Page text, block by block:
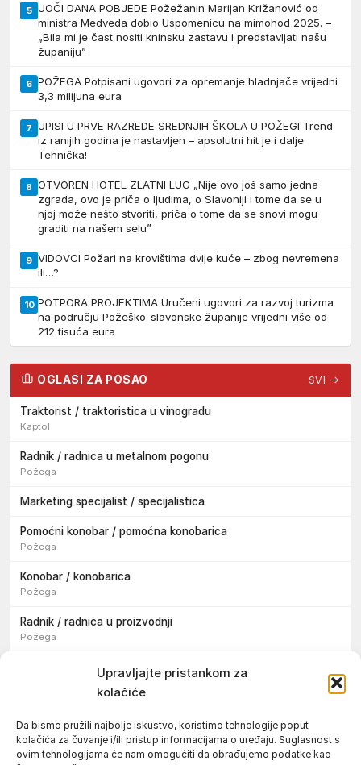
Upravljajte pristankom za
kolačiće
Da bismo pružili najbolje iskustvo, koristimo tehnologije poput
kolačića za čuvanje i/ili pristup informacijama o uređaju. Suglasnost s
ovim tehnologijama će nam omogućiti da obrađujemo podatke kao
5 UOČI DANA POBJEDE Požežanin Marijan Križanović od
ministra Medveda dobio Uspomenicu na mimohod 2025. –
„Bila mi je čast nositi kninsku zastavu i predstavljati našu
županiju”
6 POŽEGA Potpisani ugovori za opremanje hladnjače vrijedni
3,3 milijuna eura
7 UPISI U PRVE RAZREDE SREDNJIH ŠKOLA U POŽEGI Trend
iz ranijih godina je nastavljen – apsolutni hit je i dalje
Tehnička!
8 OTVOREN HOTEL ZLATNI LUG „Nije ovo još samo jedna
zgrada, ovo je priča o ljudima, o Slavoniji i tome da se u
njoj može nešto stvoriti, priča o tome da se snovi mogu
graditi na našem selu”
9 VIDOVCI Požari na krovištima dvije kuće – zbog nevremena
ili…?
10 POTPORA PROJEKTIMA Uručeni ugovori za razvoj turizma
na području Požeško-slavonske županije vrijedni više od
212 tisuća eura
OGLASI ZA POSAO SVI →
Traktorist / traktoristica u vinogradu
Kaptol
Radnik / radnica u metalnom pogonu
Požega
Marketing specijalist / specijalistica
Pomoćni konobar / pomoćna konobarica
Požega
Konobar / konobarica
Požega
Radnik / radnica u proizvodnji
Požega
Sezonski pomoćni radnik / sezonska pomoćna radnica
Pomoćni pekar / pomoćna pekarica
Pekar / pekarica
Požega